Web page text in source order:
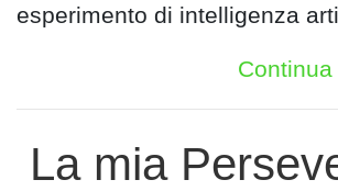
esperimento di intelligenza
La mia